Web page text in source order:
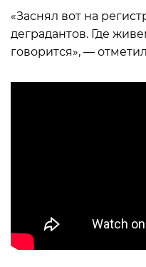
«Заснял вот на
деградантов. Где
говорится», —